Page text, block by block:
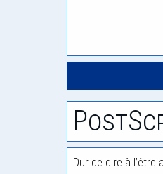
Dur de dire à l’être